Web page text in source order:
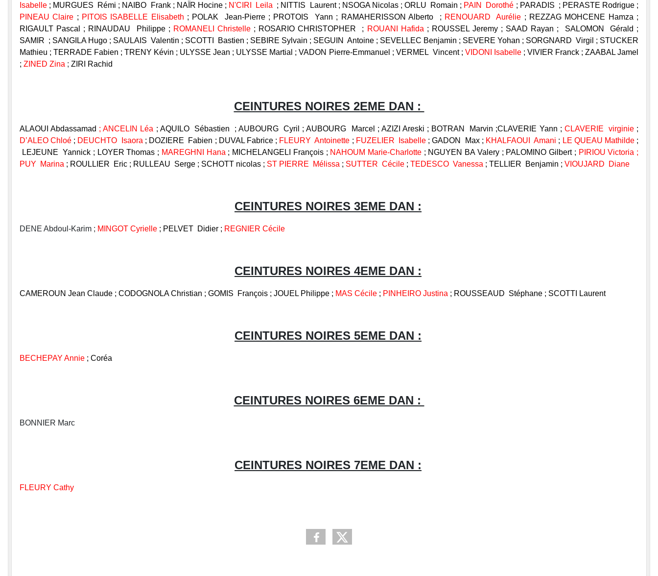
Isabelle ; MURGUES Rémi ; NAIBO Frank ; NAÏR Hocine ; N'CIRI Leila ; NITTIS Laurent ; NSOGA Nicolas ; ORLU Romain ; PAIN Dorothé ; PARADIS ; PERASTE Rodrigue ;
PINEAU Claire ; PITOIS ISABELLE Elisabeth ; POLAK Jean-Pierre ; PROTOIS Yann ; RAMAHERISSON Alberto ; RENOUARD Aurélie ; REZZAG MOHCENE Hamza ;
RIGAULT Pascal ; RINAUDAU Philippe ; ROMANELI Christelle ; ROSARIO CHRISTOPHER ; ROUANI Hafida ; ROUSSEL Jeremy ; SAAD Rayan ; SALOMON Gérald ;
SAMIR ; SANGILA Hugo ; SAULAIS Valentin ; SCOTTI Bastien ; SEBIRE Sylvain ; SEGUIN Antoine ; SEVELLEC Benjamin ; SEVERE Yohan ; SORGNARD Virgil ; STUCKER
Mathieu ; TERRADE Fabien ; TRENY Kévin ; ULYSSE Jean ; ULYSSE Martial ; VADON Pierre-Emmanuel ; VERMEL Vincent ; VIDONI Isabelle; VIVIER Franck ; ZAABAL Jamel
; ZINED Zina ; ZIRI Rachid
CEINTURES NOIRES 2EME DAN :
ALAOUI Abdassamad ; ANCELIN Léa ; AQUILO Sébastien ; AUBOURG Cyril ; AUBOURG Marcel ; AZIZI Areski ; BOTRAN Marvin ;CLAVERIE Yann ; CLAVERIE virginie ;
D’ALEO Chloé ; DEUCHTO Isaora ; DOZIERE Fabien ; DUVAL Fabrice ; FLEURY Antoinette ; FUZELIER Isabelle ; GADON Max ; KHALFAOUI Amani ; LE QUEAU Mathilde;
LEJEUNE Yannick ; LOYER Thomas ; MAREGHNI Hana ; MICHELANGELI François ; NAHOUM Marie-Charlotte ; NGUYEN BA Valery ; PALOMINO Gilbert ; PIRIOU Victoria ;
PUY Marina ; ROULLIER Eric ; RULLEAU Serge ; SCHOTT nicolas ; ST PIERRE Mélissa ; SUTTER Cécile ; TEDESCO Vanessa ; TELLIER Benjamin ; VIOUJARD Diane
CEINTURES NOIRES 3EME DAN :
DENE Abdoul-Karim ; MINGOT Cyrielle ; PELVET Didier ; REGNIER Cécile
CEINTURES NOIRES 4EME DAN :
CAMEROUN Jean Claude ; CODOGNOLA Christian ; GOMIS François ; JOUEL Philippe ; MAS Cécile ; PINHEIRO Justina ; ROUSSEAUD Stéphane ; SCOTTI Laurent
CEINTURES NOIRES 5EME DAN :
BECHEPAY Annie ; Coréa
CEINTURES NOIRES 6EME DAN :
BONNIER Marc
CEINTURES NOIRES 7EME DAN :
FLEURY Cathy